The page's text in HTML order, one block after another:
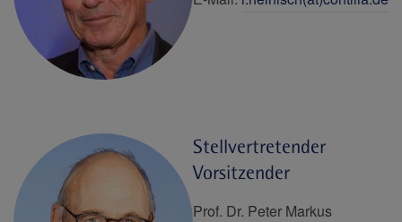
Stellvertretender
Vorsitzender
Prof. Dr. Peter Markus